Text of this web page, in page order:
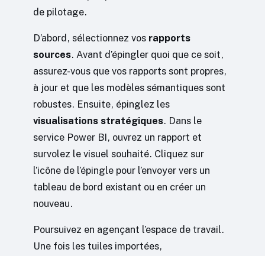
de pilotage.
D’abord, sélectionnez vos rapports
sources. Avant d’épingler quoi que ce soit,
assurez-vous que vos rapports sont propres,
à jour et que les modèles sémantiques sont
robustes. Ensuite, épinglez les
visualisations stratégiques. Dans le
service Power BI, ouvrez un rapport et
survolez le visuel souhaité. Cliquez sur
l’icône de l’épingle pour l’envoyer vers un
tableau de bord existant ou en créer un
nouveau.
Poursuivez en agençant l’espace de travail.
Une fois les tuiles importées,